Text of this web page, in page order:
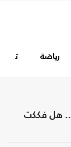
رياضة
هل فككت